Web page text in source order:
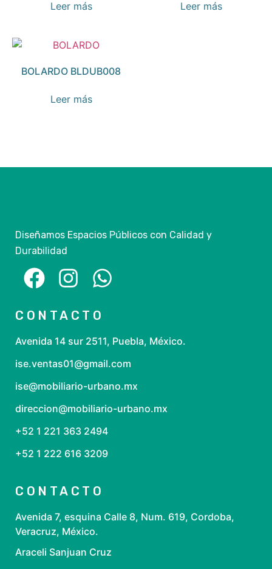
Leer más Leer más
BOLARDO BLDUB008
Leer más
Diseñamos Espacios Públicos con Calidad y
Durabilidad
CONTACTO
Avenida 14 sur 2511, Puebla, México.
ise.ventas01@gmail.com
ise@mobiliario-urbano.mx
direccion@mobiliario-urbano.mx
+52 1 221 363 2494
+52 1 222 616 3209
CONTACTO
Avenida 7, esquina Calle 8, Num. 619, Cordoba,
Veracruz, México.
Araceli Sanjuan Cruz